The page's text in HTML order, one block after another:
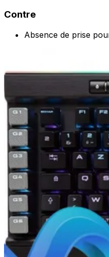
Contre
Absence de prise